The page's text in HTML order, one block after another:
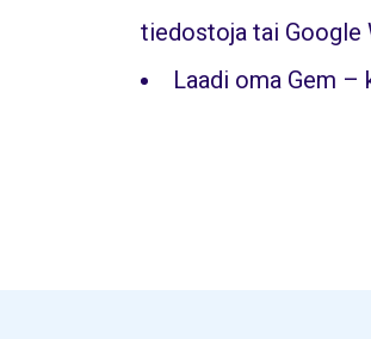
tiedostoja tai Google
Laadi oma Gem